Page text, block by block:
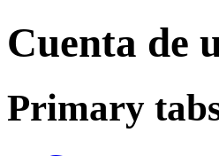
Cuenta de
Primary